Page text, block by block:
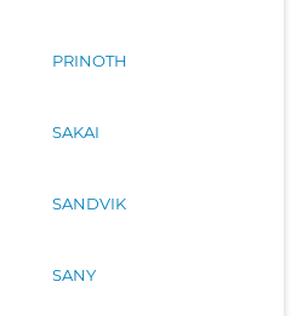
PRINOTH
SAKAI
SANDVIK
SANY